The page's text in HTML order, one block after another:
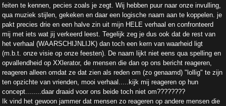
feiten te kennen, pecies zoals je zegt. Wij hebben puur naar onze invulling,
qua muziek stijlen, gekeken en daar een logische naam aan te koppelen. je
pakt precies drie en een halve zin uit mijn HELE verhaal en confronteerd
mij met iets wat jij verkeerd leest. Tegelijk zeg je dus ook dat de rest van
het verhaal (WAARSCHIJNLIJK) dan toch een kern van waarheid ligt
(m.b.t. onze visie op onze feesten). De naam lijkt niet eens qua spelling en
opvallendheid op XXlerator, de mensen die dan op ons bericht reageren,
reageren alleen omdat ze dat zien als reden om (zo genaamd) "lollig" te zijn
ten opzichte van vrienden, mooi verhaal.....kijk mij reageren op hun
concept........daar draaid voor ons beide toch niet om????????
Ik vind het gewoon jammer dat mensen zo reageren op andere mensen die